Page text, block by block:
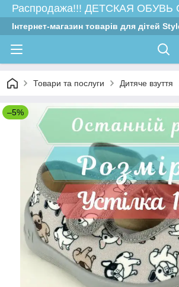
Распродажа!!! ДЕТСКАЯ
Інтернет-магазин товарів для дітей
Товари та послуги Дитяче взуття
–5%